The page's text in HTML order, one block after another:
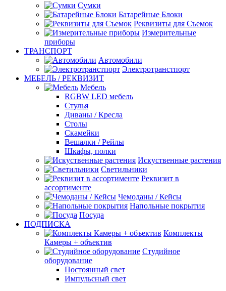
Сумки
Батарейные Блоки
Реквизиты для Съемок
Измерительные
приборы
ТРАНСПОРТ
Автомобили
Электротранстпорт
МЕБЕЛЬ / РЕКВИЗИТ
Мебель
RGBW LED мебель
Стулья
Диваны / Кресла
Столы
Скамейки
Вешалки / Рейлы
Шкафы, полки
Искуственные растения
Светильники
Реквизит в
ассортименте
Чемоданы / Кейсы
Напольные покрытия
Посуда
ПОДПИСКА
Комплекты
Камеры + объектив
Студийное
оборудование
Постоянный свет
Импульсный свет